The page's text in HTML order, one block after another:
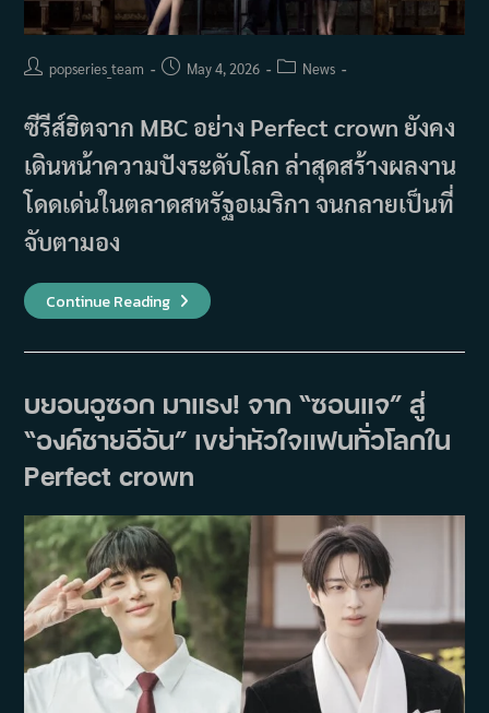
Postpopseries_team
PostMay 4, 2026
PostNews
ซีรีส์ฮิตจาก MBC อย่าง Perfect crown ยังคง
เดินหน้าความปังระดับโลก ล่าสุดสร้างผลงาน
โดดเด่นในตลาดสหรัฐอเมริกา จนกลายเป็นที่
จับตามอง
Continue ReadingPerfect
Crown
ถึง
–
บ
ยอน
อู
ซอก
สร้าง
ใหม่
ให้
ซี
รีส์
เกาหลี
บยอนอูซอก มาแรง! จาก “ซอนแจ” สู่
“องค์ชายอีอัน” เขย่าหัวใจแฟนทั่วโลกใน
Perfect crown